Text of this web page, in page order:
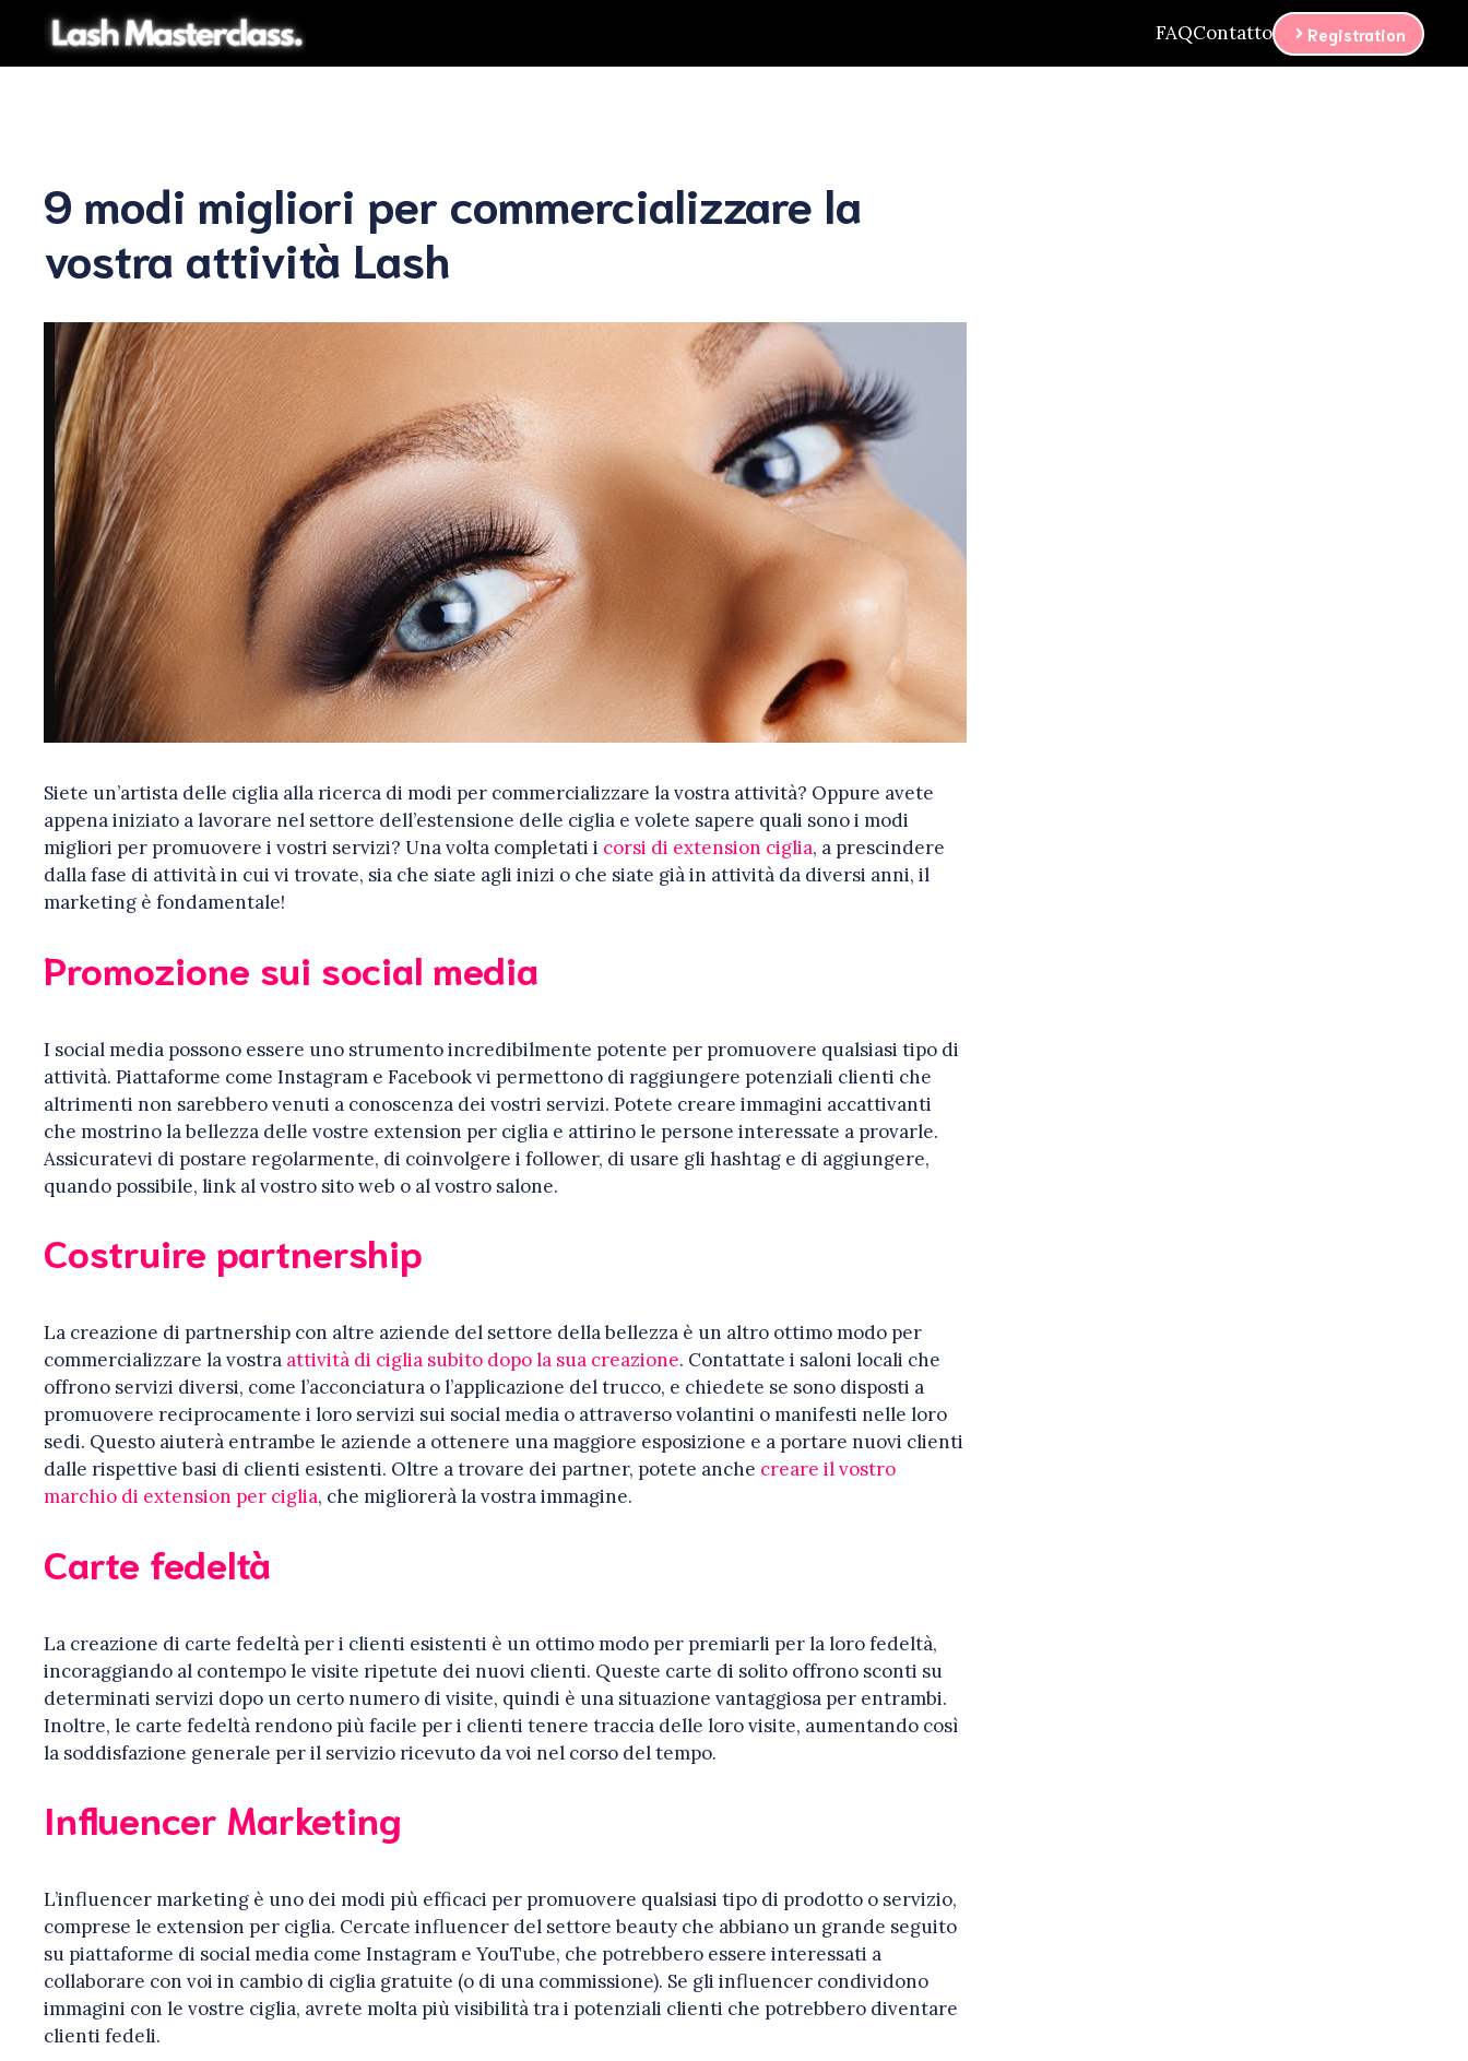
contenuto
FAQContatto Registration
9 modi migliori per commercializzare la
vostra attività Lash
Siete un’artista delle ciglia alla ricerca di modi per commercializzare la vostra attività? Oppure avete
appena iniziato a lavorare nel settore dell’estensione delle ciglia e volete sapere quali sono i modi
migliori per promuovere i vostri servizi? Una volta completati i corsi di extension ciglia, a prescindere
dalla fase di attività in cui vi trovate, sia che siate agli inizi o che siate già in attività da diversi anni, il
marketing è fondamentale!
Promozione sui social media
I social media possono essere uno strumento incredibilmente potente per promuovere qualsiasi tipo di
attività. Piattaforme come Instagram e Facebook vi permettono di raggiungere potenziali clienti che
altrimenti non sarebbero venuti a conoscenza dei vostri servizi. Potete creare immagini accattivanti
che mostrino la bellezza delle vostre extension per ciglia e attirino le persone interessate a provarle.
Assicuratevi di postare regolarmente, di coinvolgere i follower, di usare gli hashtag e di aggiungere,
quando possibile, link al vostro sito web o al vostro salone.
Costruire partnership
La creazione di partnership con altre aziende del settore della bellezza è un altro ottimo modo per
commercializzare la vostra attività di ciglia subito dopo la sua creazione. Contattate i saloni locali che
offrono servizi diversi, come l’acconciatura o l’applicazione del trucco, e chiedete se sono disposti a
promuovere reciprocamente i loro servizi sui social media o attraverso volantini o manifesti nelle loro
sedi. Questo aiuterà entrambe le aziende a ottenere una maggiore esposizione e a portare nuovi clienti
dalle rispettive basi di clienti esistenti. Oltre a trovare dei partner, potete anche creare il vostro
marchio di extension per ciglia, che migliorerà la vostra immagine.
Carte fedeltà
La creazione di carte fedeltà per i clienti esistenti è un ottimo modo per premiarli per la loro fedeltà,
incoraggiando al contempo le visite ripetute dei nuovi clienti. Queste carte di solito offrono sconti su
determinati servizi dopo un certo numero di visite, quindi è una situazione vantaggiosa per entrambi.
Inoltre, le carte fedeltà rendono più facile per i clienti tenere traccia delle loro visite, aumentando così
la soddisfazione generale per il servizio ricevuto da voi nel corso del tempo.
Influencer Marketing
L’influencer marketing è uno dei modi più efficaci per promuovere qualsiasi tipo di prodotto o servizio,
comprese le extension per ciglia. Cercate influencer del settore beauty che abbiano un grande seguito
su piattaforme di social media come Instagram e YouTube, che potrebbero essere interessati a
collaborare con voi in cambio di ciglia gratuite (o di una commissione). Se gli influencer condividono
immagini con le vostre ciglia, avrete molta più visibilità tra i potenziali clienti che potrebbero diventare
clienti fedeli.